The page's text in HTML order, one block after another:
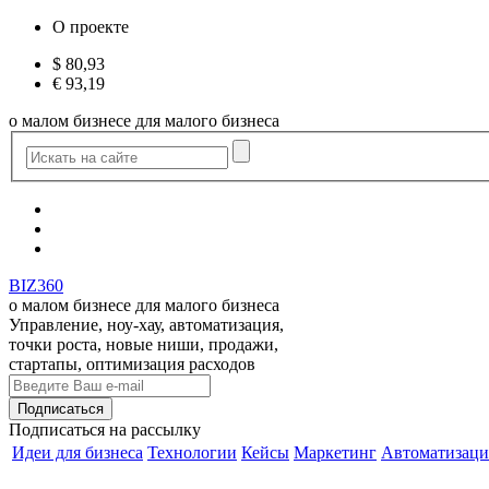
О проекте
$ 80,93
€ 93,19
о малом бизнесе для малого бизнеса
BIZ360
о малом бизнесе для малого бизнеса
Управление, ноу-хау, автоматизация,
точки роста, новые ниши, продажи,
стартапы, оптимизация расходов
Подписаться на рассылку
Идеи для бизнеса Технологии Кейсы Маркетинг